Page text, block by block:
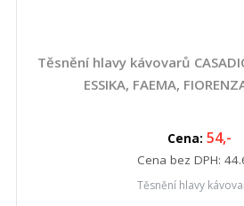
Těsnění hlavy kávovarů
ESSIKA, FAEMA,
Cena: 54,-
Cena bez DPH:
Těsnění hlavy